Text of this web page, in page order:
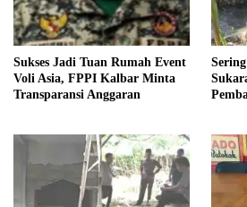
Sukses Jadi Tuan Rumah Event
Voli Asia, FPPI Kalbar Minta
Transparansi Anggaran